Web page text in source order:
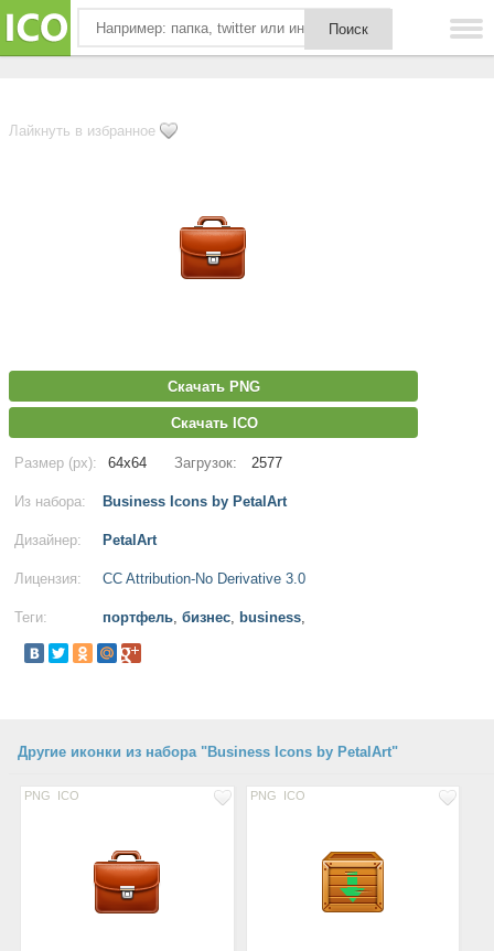
Лайкнуть в избранное
Скачать PNG
Скачать ICO
Размер (px): 64x64 Загрузок: 2577
Из набора: Business Icons by PetalArt
Дизайнер: PetalArt
Лицензия: CC Attribution-No Derivative 3.0
Теги: портфель, бизнес, business,
Другие иконки из набора "Business Icons by PetalArt"
PNG ICO PNG ICO